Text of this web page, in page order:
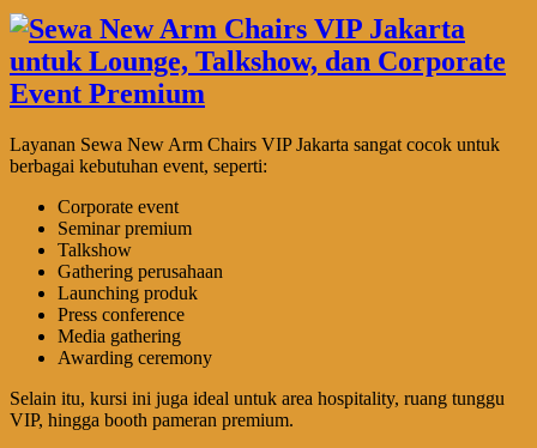
Layanan Sewa New Arm Chairs VIP Jakarta sangat cocok untuk
berbagai kebutuhan event, seperti:
Corporate event
Seminar premium
Talkshow
Gathering perusahaan
Launching produk
Press conference
Media gathering
Awarding ceremony
Selain itu, kursi ini juga ideal untuk area hospitality, ruang tunggu
VIP, hingga booth pameran premium.